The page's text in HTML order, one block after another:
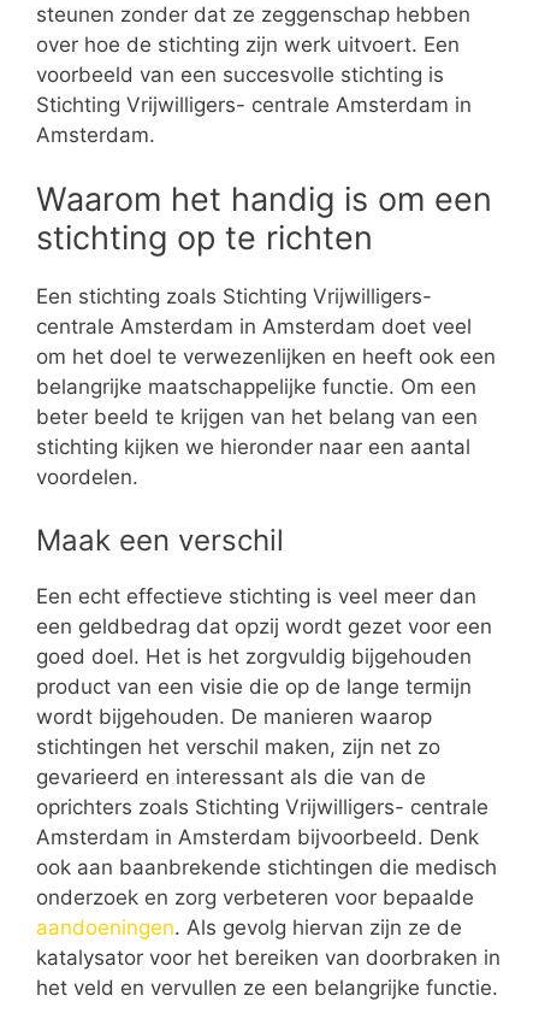
steunen zonder dat ze zeggenschap hebben
over hoe de stichting zijn werk uitvoert. Een
voorbeeld van een succesvolle stichting is
Stichting Vrijwilligers- centrale Amsterdam in
Amsterdam.
Waarom het handig is om een
stichting op te richten
Een stichting zoals Stichting Vrijwilligers-
centrale Amsterdam in Amsterdam doet veel
om het doel te verwezenlijken en heeft ook een
belangrijke maatschappelijke functie. Om een
beter beeld te krijgen van het belang van een
stichting kijken we hieronder naar een aantal
voordelen.
Maak een verschil
Een echt effectieve stichting is veel meer dan
een geldbedrag dat opzij wordt gezet voor een
goed doel. Het is het zorgvuldig bijgehouden
product van een visie die op de lange termijn
wordt bijgehouden. De manieren waarop
stichtingen het verschil maken, zijn net zo
gevarieerd en interessant als die van de
oprichters zoals Stichting Vrijwilligers- centrale
Amsterdam in Amsterdam bijvoorbeeld. Denk
ook aan baanbrekende stichtingen die medisch
onderzoek en zorg verbeteren voor bepaalde
aandoeningen. Als gevolg hiervan zijn ze de
katalysator voor het bereiken van doorbraken in
het veld en vervullen ze een belangrijke functie.